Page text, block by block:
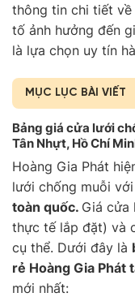
thông tin chi tiết
tố ảnh hưởng đến
là lựa chọn uy tín
MỤC LỤC BÀI VIẾT
Bảng giá cửa lưới
Tân Nhựt, Hồ Chí
Hoàng Gia Phát
lưới chống muỗi
toàn quốc. Giá cửa
thực tế lắp đặt) và
cụ thể. Dưới đây là
rẻ Hoàng Gia Phát
mới nhất: